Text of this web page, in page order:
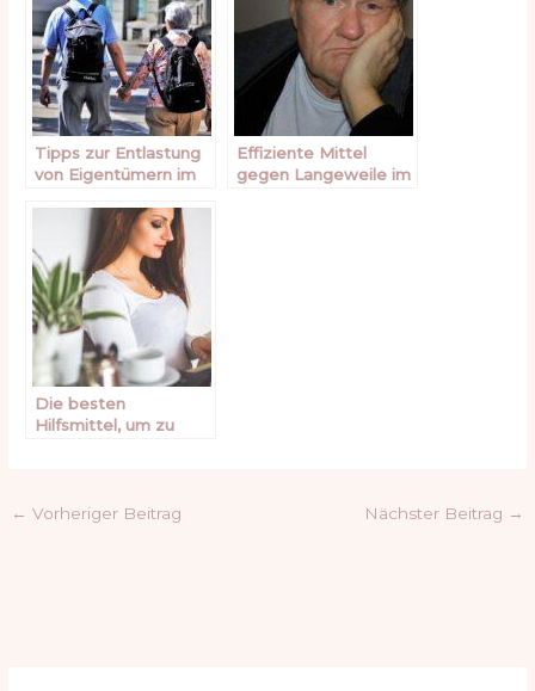
Tipps zur Entlastung
von Eigentümern im
Effiziente Mittel
gegen Langeweile im
Die besten
Hilfsmittel, um zu
← Vorheriger Beitrag Nächster Beitrag →